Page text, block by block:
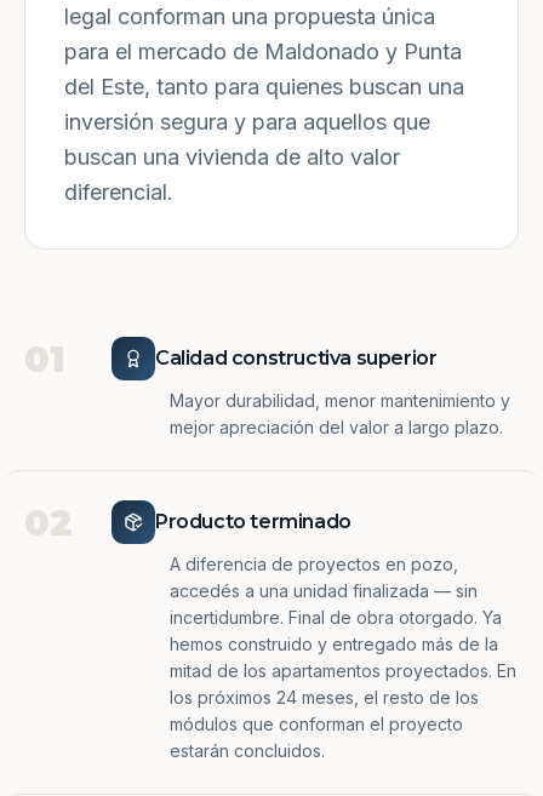
legal conforman una propuesta única
para el mercado de Maldonado y Punta
del Este, tanto para quienes buscan una
inversión segura y para aquellos que
buscan una vivienda de alto valor
diferencial.
01 Calidad constructiva superior
Mayor durabilidad, menor mantenimiento y
mejor apreciación del valor a largo plazo.
02 Producto terminado
A diferencia de proyectos en pozo,
accedés a una unidad finalizada — sin
incertidumbre. Final de obra otorgado. Ya
hemos construido y entregado más de la
mitad de los apartamentos proyectados. En
los próximos 24 meses, el resto de los
módulos que conforman el proyecto
estarán concluidos.